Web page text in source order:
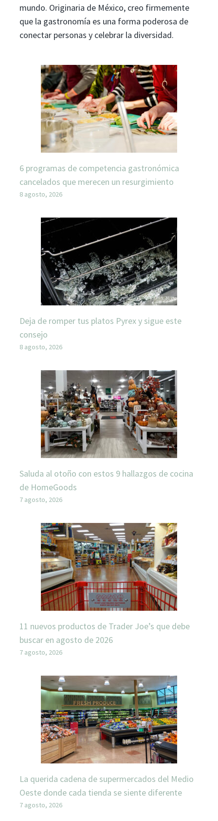
mundo. Originaria de México, creo firmemente
que la gastronomía es una forma poderosa de
conectar personas y celebrar la diversidad.
6 programas de competencia gastronómica
cancelados que merecen un resurgimiento
8 agosto, 2026
Deja de romper tus platos Pyrex y sigue este
consejo
8 agosto, 2026
Saluda al otoño con estos 9 hallazgos de cocina
de HomeGoods
7 agosto, 2026
11 nuevos productos de Trader Joe’s que debe
buscar en agosto de 2026
7 agosto, 2026
La querida cadena de supermercados del Medio
Oeste donde cada tienda se siente diferente
7 agosto, 2026